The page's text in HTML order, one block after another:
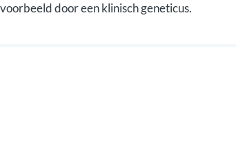
door een klinisch geneticus.